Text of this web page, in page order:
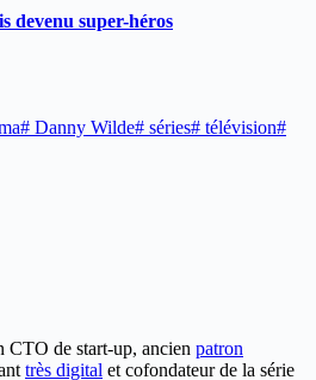
devenu super-héros
# Danny Wilde# séries# télévision#
de start-up, ancien patron
très digital et cofondateur de la série